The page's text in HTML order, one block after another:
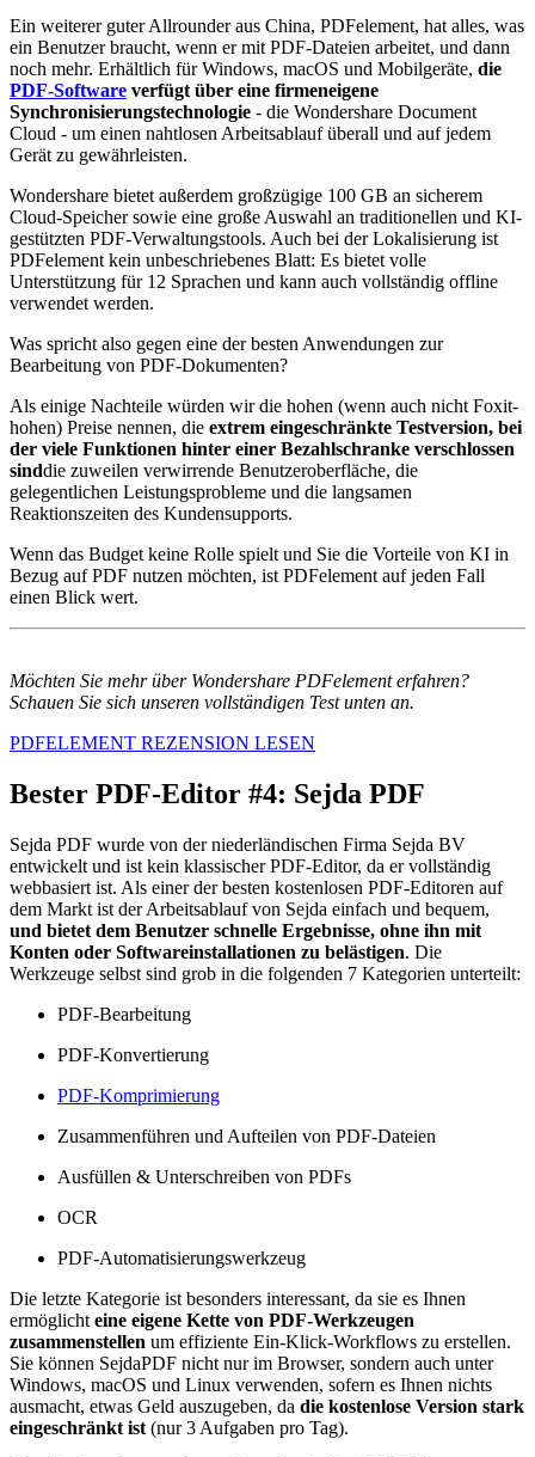
Ein weiterer guter Allrounder aus China, PDFelement, hat alles, was
ein Benutzer braucht, wenn er mit PDF-Dateien arbeitet, und dann
noch mehr. Erhältlich für Windows, macOS und Mobilgeräte, die
PDF-Software verfügt über eine firmeneigene
Synchronisierungstechnologie - die Wondershare Document
Cloud - um einen nahtlosen Arbeitsablauf überall und auf jedem
Gerät zu gewährleisten.
Wondershare bietet außerdem großzügige 100 GB an sicherem
Cloud-Speicher sowie eine große Auswahl an traditionellen und KI-
gestützten PDF-Verwaltungstools. Auch bei der Lokalisierung ist
PDFelement kein unbeschriebenes Blatt: Es bietet volle
Unterstützung für 12 Sprachen und kann auch vollständig offline
verwendet werden.
Was spricht also gegen eine der besten Anwendungen zur
Bearbeitung von PDF-Dokumenten?
Als einige Nachteile würden wir die hohen (wenn auch nicht Foxit-
hohen) Preise nennen, die extrem eingeschränkte Testversion, bei
der viele Funktionen hinter einer Bezahlschranke verschlossen
sinddie zuweilen verwirrende Benutzeroberfläche, die
gelegentlichen Leistungsprobleme und die langsamen
Reaktionszeiten des Kundensupports.
Wenn das Budget keine Rolle spielt und Sie die Vorteile von KI in
Bezug auf PDF nutzen möchten, ist PDFelement auf jeden Fall
einen Blick wert.
Möchten Sie mehr über Wondershare PDFelement erfahren?
Schauen Sie sich unseren vollständigen Test unten an.
PDFELEMENT REZENSION LESEN
Bester PDF-Editor #4: Sejda PDF
Sejda PDF wurde von der niederländischen Firma Sejda BV
entwickelt und ist kein klassischer PDF-Editor, da er vollständig
webbasiert ist. Als einer der besten kostenlosen PDF-Editoren auf
dem Markt ist der Arbeitsablauf von Sejda einfach und bequem,
und bietet dem Benutzer schnelle Ergebnisse, ohne ihn mit
Konten oder Softwareinstallationen zu belästigen. Die
Werkzeuge selbst sind grob in die folgenden 7 Kategorien unterteilt:
PDF-Bearbeitung
PDF-Konvertierung
PDF-Komprimierung
Zusammenführen und Aufteilen von PDF-Dateien
Ausfüllen & Unterschreiben von PDFs
OCR
PDF-Automatisierungswerkzeug
Die letzte Kategorie ist besonders interessant, da sie es Ihnen
ermöglicht eine eigene Kette von PDF-Werkzeugen
zusammenstellen um effiziente Ein-Klick-Workflows zu erstellen.
Sie können SejdaPDF nicht nur im Browser, sondern auch unter
Windows, macOS und Linux verwenden, sofern es Ihnen nichts
ausmacht, etwas Geld auszugeben, da die kostenlose Version stark
eingeschränkt ist (nur 3 Aufgaben pro Tag).